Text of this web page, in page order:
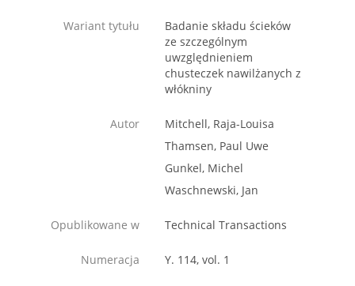
Wariant tytułu
Badanie składu ścieków
ze szczególnym
uwzględnieniem
chusteczek nawilżanych z
włókniny
Autor
Mitchell, Raja-Louisa
Thamsen, Paul Uwe
Gunkel, Michel
Waschnewski, Jan
Opublikowane w Technical Transactions
Numeracja Y. 114, vol. 1